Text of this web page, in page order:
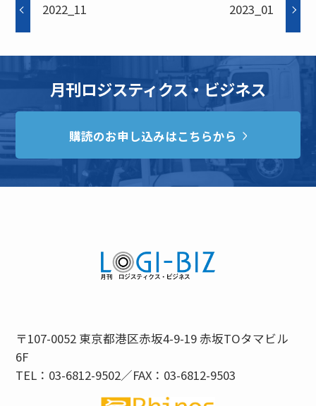
2022_11 2023_01
月刊ロジスティクス・ビジネス
購読のお申し込みはこちらから
〒107-0052 東京都港区赤坂4-9-19 赤坂TOタマビル
6F
TEL：03-6812-9502／FAX：03-6812-9503